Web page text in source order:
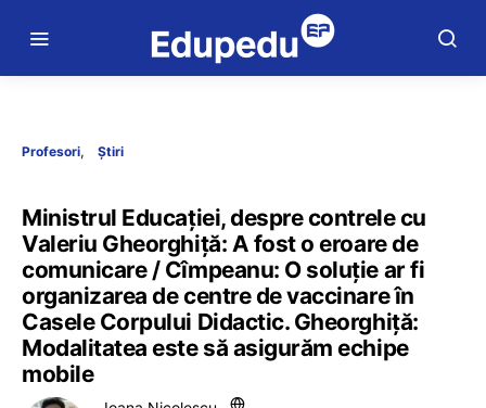
Profesori Știri
Ministrul Educației, despre contrele cu
Valeriu Gheorghiță: A fost o eroare de
comunicare / Cîmpeanu: O soluție ar fi
organizarea de centre de vaccinare în
Casele Corpului Didactic. Gheorghiță:
Modalitatea este să asigurăm echipe
mobile